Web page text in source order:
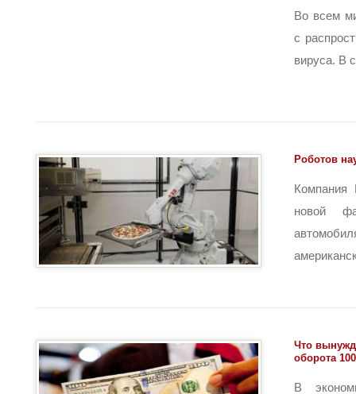
Во всем
с
вируса. В
Роботов
Компания
новой
Что
оборота
В